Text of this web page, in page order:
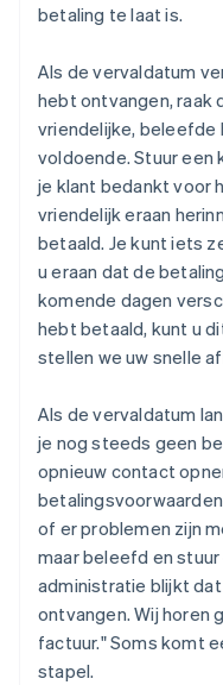
betaling te laat is.
Als de vervaldatum
hebt ontvangen, raak
vriendelijke, beleefde
voldoende. Stuur een
je klant bedankt voor
vriendelijk eraan
betaald. Je kunt iets
u eraan dat de
komende dagen
hebt betaald, kunt u
stellen we uw snelle
Als de vervaldatum
je nog steeds geen
opnieuw contact
of er problemen zijn
maar beleefd en
administratie blijkt
ontvangen. Wij horen
factuur." Soms komt
stapel.